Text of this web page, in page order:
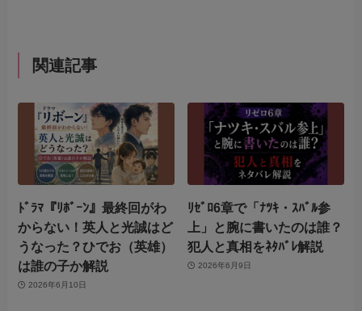
関連記事
ﾄﾞﾗﾏ『ﾘﾎﾞｰﾝ』最終回がわ
からない！英人と光誠はど
うなった？ひでお（英雄）
は誰の子か解説
2026年6月10日
ﾘｾﾞﾛ6章で「ﾅﾂｷ・ｽﾊﾞﾙ参
上」と腕に書いたのは誰？
犯人と真相をﾈﾀﾊﾞﾚ解説
2026年6月9日